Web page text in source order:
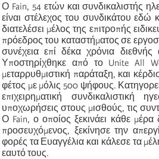
Ο Fain, 54 ετών και συνδικαλιστής
είναι στέλεχος του συνδικάτου εδώ
διατελέσει μέλος της επιτροπής
πρόεδρος του καταστήματος σε
συνέχεια επί δέκα χρόνια
Υποστηρίχθηκε από το Unite All
μεταρρυθμιστική παράταξη, και
φέτος με μόλις 500 ψήφους.
επιχειρηματική συνδικαλιστική
υποχωρήσεις στους μισθούς, τις
Ο Fain, ο οποίος ξεκινάει κάθε μέρα
προσευχόμενος, ξεκίνησε την
φορές τα Ευαγγέλια και κάλεσε τα
εαυτό τους.